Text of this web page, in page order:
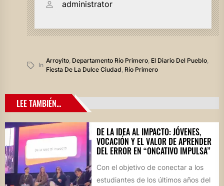
administrator
In
Arroyito, Departamento Río Primero, El Diario Del Pueblo,
Fiesta De La Dulce Ciudad, Río Primero
LEE TAMBIÉN...
DE LA IDEA AL IMPACTO: JÓVENES,
VOCACIÓN Y EL VALOR DE APRENDER
DEL ERROR EN “ONCATIVO IMPULSA”
Con el objetivo de conectar a los
estudiantes de los últimos años del